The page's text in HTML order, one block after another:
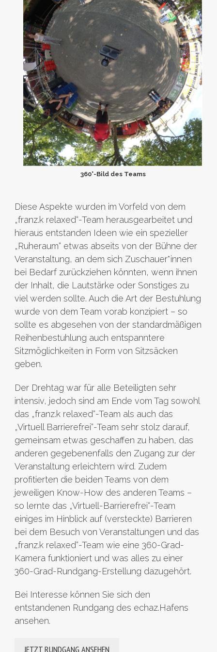
360°-Bild des Teams
Diese Aspekte wurden im Vorfeld von dem
„franz.k relaxed“-Team herausgearbeitet und
hieraus entstanden Ideen wie ein spezieller
„Ruheraum“ etwas abseits von der Bühne der
Veranstaltung, an dem sich Zuschauer*innen
bei Bedarf zurückziehen könnten, wenn ihnen
der Inhalt, die Lautstärke oder Sonstiges zu
viel werden sollte. Auch die Art der Bestuhlung
wurde von dem Team vorab konzipiert – so
sollte es abgesehen von der standardmäßigen
Reihenbestuhlung auch entspanntere
Sitzmöglichkeiten in Form von Sitzsäcken
geben.
Der Drehtag war für alle Beteiligten sehr
intensiv, jedoch sind am Ende vom Tag sowohl
das „franz.k relaxed“-Team als auch das
„Virtuell Barrierefrei“-Team sehr stolz darauf,
gemeinsam etwas geschaffen zu haben, das
anderen gegebenenfalls den Zugang zur der
Veranstaltung erleichtern wird. Zudem
profitierten die beiden Teams von dem
jeweiligen Know-How des anderen Teams –
so lernte das „Virtuell-Barrierefrei“-Team
einiges im Hinblick auf (versteckte) Barrieren
bei dem Besuch von Veranstaltungen und das
„franz.k relaxed“-Team wie eine 360-Grad-
Kamera funktioniert und was alles zu einer
360-Grad-Rundgang-Erstellung dazugehört.
Bei Interesse können Sie sich den
entstandenen Rundgang des echaz.Hafens
ansehen.
JETZT RUNDGANG ANSEHEN